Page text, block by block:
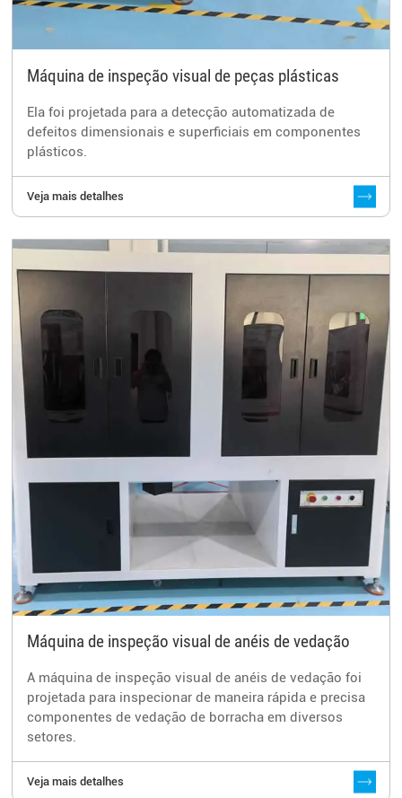
Máquina de inspeção visual de peças plásticas
Ela foi projetada para a detecção automatizada de
defeitos dimensionais e superficiais em componentes
plásticos.
Veja mais detalhes
Máquina de inspeção visual de anéis de vedação
A máquina de inspeção visual de anéis de vedação foi
projetada para inspecionar de maneira rápida e precisa
componentes de vedação de borracha em diversos
setores.
Veja mais detalhes